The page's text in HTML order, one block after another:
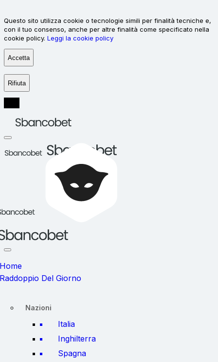
Questo sito utilizza cookie o tecnologie simili per finalità tecniche e,
con il tuo consenso, anche per altre finalità come specificato nella
cookie policy. Leggi la cookie policy
Accetta
Rifiuta
Home
Raddoppio Del Giorno
Nazioni
Italia
Inghilterra
Spagna